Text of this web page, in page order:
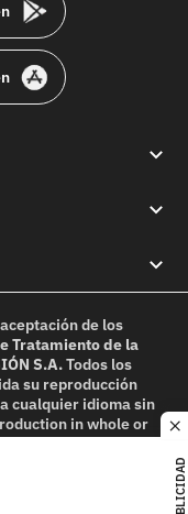
PUBLICIDAD
de los
Tratamiento de la
S.A.Todos los
su reproducción
cualquier idioma sin
in whole or
permission is